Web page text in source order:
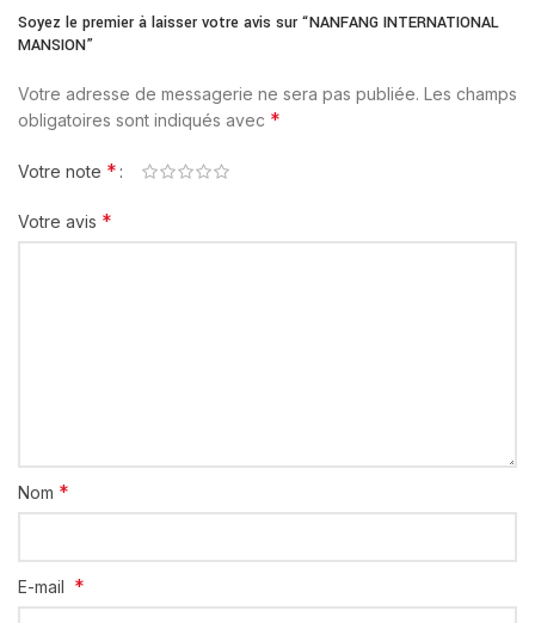
Soyez le premier à laisser votre avis sur “NANFANG INTERNATIONAL
MANSION”
Votre adresse de messagerie ne sera pas publiée. Les champs
obligatoires sont indiqués avec *
Votre note *
Votre avis *
Nom *
E-mail *